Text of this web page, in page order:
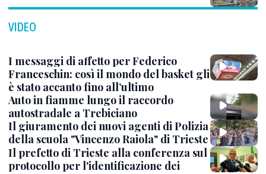
VIDEO
I messaggi di affetto per Federico
Franceschin: così il mondo del basket gli
è stato accanto fino all’ultimo
Auto in fiamme lungo il raccordo
autostradale a Trebiciano
Il giuramento dei nuovi agenti di Polizia
della scuola "Vincenzo Raiola" di Trieste
Il prefetto di Trieste alla conferenza sul
protocollo per l'identificazione dei